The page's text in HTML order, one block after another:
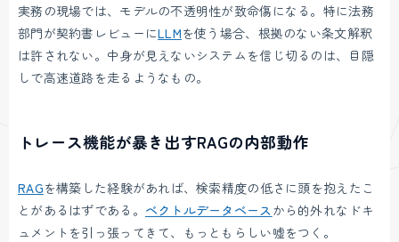
実務の現場では、モデルの不透明性が致命傷になる。特に法務
部門が契約書レビューにLLMを使う場合、根拠のない条文解釈
は許されない。中身が見えないシステムを信じ切るのは、目隠
しで高速道路を走るようなもの。
トレース機能が暴き出すRAGの内部動作
RAGを構築した経験があれば、検索精度の低さに頭を抱えたこ
とがあるはずである。 ベクトルデータベース から的外れなドキ
ュメントを引っ張ってきて、もっともらしい嘘をつく。